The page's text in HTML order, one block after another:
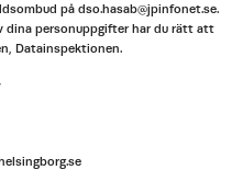
på dso.hasab@jpinfonet.se.
dina personuppgifter har du rätt att
Datainspektionen.